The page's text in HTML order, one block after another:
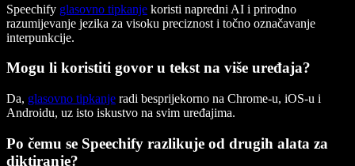
Speechify glasovno tipkanje koristi napredni AI i prirodno
razumijevanje jezika za visoku preciznost i točno označavanje
interpunkcije.
Mogu li koristiti govor u tekst na više uređaja?
Da, glasovno tipkanje radi besprijekorno na Chrome-u, iOS-u i
Androidu, uz isto iskustvo na svim uređajima.
Po čemu se Speechify razlikuje od drugih alata za
diktiranje?